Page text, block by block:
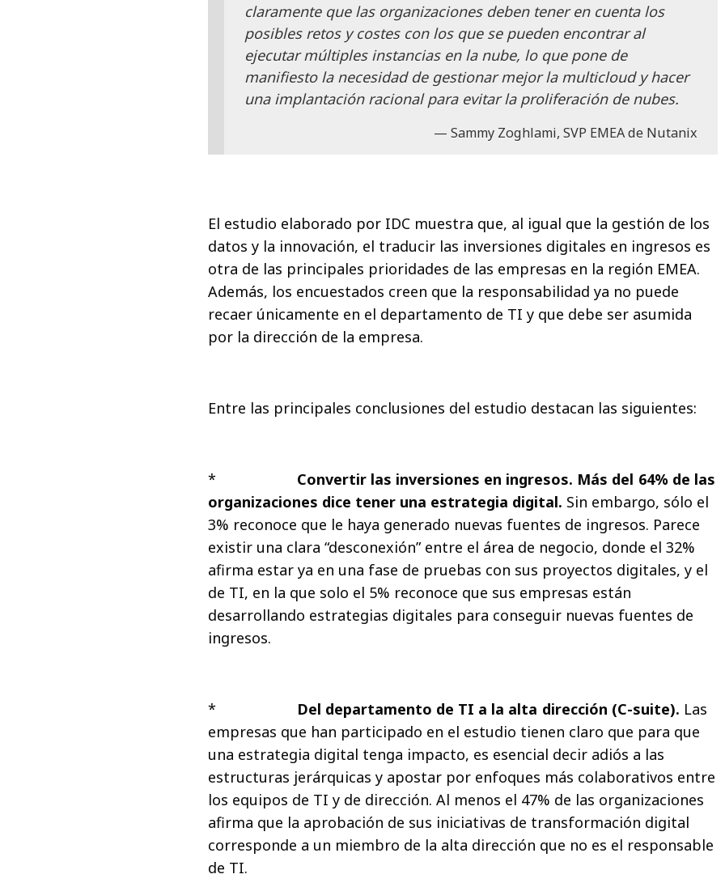
claramente que las organizaciones deben tener en cuenta los
posibles retos y costes con los que se pueden encontrar al
ejecutar múltiples instancias en la nube, lo que pone de
manifiesto la necesidad de gestionar mejor la multicloud y hacer
una implantación racional para evitar la proliferación de nubes.
Sammy Zoghlami, SVP EMEA de Nutanix
El estudio elaborado por IDC muestra que, al igual que la gestión de los
datos y la innovación, el traducir las inversiones digitales en ingresos es
otra de las principales prioridades de las empresas en la región EMEA.
Además, los encuestados creen que la responsabilidad ya no puede
recaer únicamente en el departamento de TI y que debe ser asumida
por la dirección de la empresa.
Entre las principales conclusiones del estudio destacan las siguientes:
*
Convertir las inversiones en ingresos. Más del 64% de las
organizaciones dice tener una estrategia digital.Sin embargo, sólo el
3% reconoce que le haya generado nuevas fuentes de ingresos. Parece
existir una clara “desconexión” entre el área de negocio, donde el 32%
afirma estar ya en una fase de pruebas con sus proyectos digitales, y el
de TI, en la que solo el 5% reconoce que sus empresas están
desarrollando estrategias digitales para conseguir nuevas fuentes de
ingresos.
* Del departamento de TI a la alta dirección (C-suite).Las
empresas que han participado en el estudio tienen claro que para que
una estrategia digital tenga impacto, es esencial decir adiós a las
estructuras jerárquicas y apostar por enfoques más colaborativos entre
los equipos de TI y de dirección. Al menos el 47% de las organizaciones
afirma que la aprobación de sus iniciativas de transformación digital
corresponde a un miembro de la alta dirección que no es el responsable
de TI.
Suscríbete a Digital First
Toda la actualidad sobre las últimas tendencias y
estrategias de la industria tecnológica y la
transformación digital del ámbito empresarial y el
sector público.
CORREO ELECTRÓNICO *